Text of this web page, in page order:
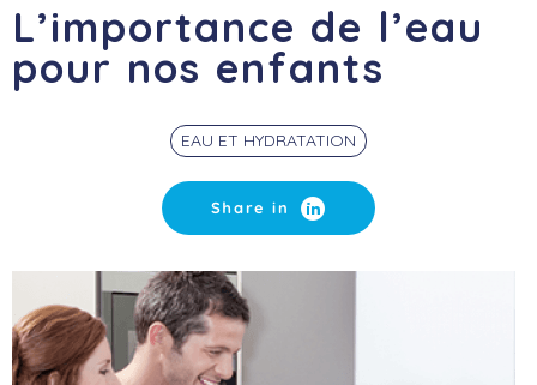
L’importance de l’eau
pour nos enfants
EAU ET HYDRATATION